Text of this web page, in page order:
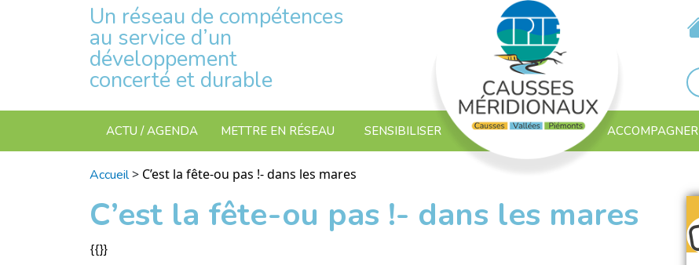
Un réseau de compétences
au service d’un
développement
concerté et durable
ACTU / AGENDA METTRE EN RÉSEAU SENSIBILISER ACCOMPAGNER
Accueil> C’est la fête-ou pas !- dans les mares
C’est la fête-ou pas !- dans les mares
{{}}